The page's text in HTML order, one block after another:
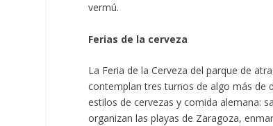
vermú.
Ferias de la cerveza
La Feria de la Cerveza del parque de
contemplan tres turnos de algo más de
estilos de cervezas y comida alemana:
organizan las playas de Zaragoza,